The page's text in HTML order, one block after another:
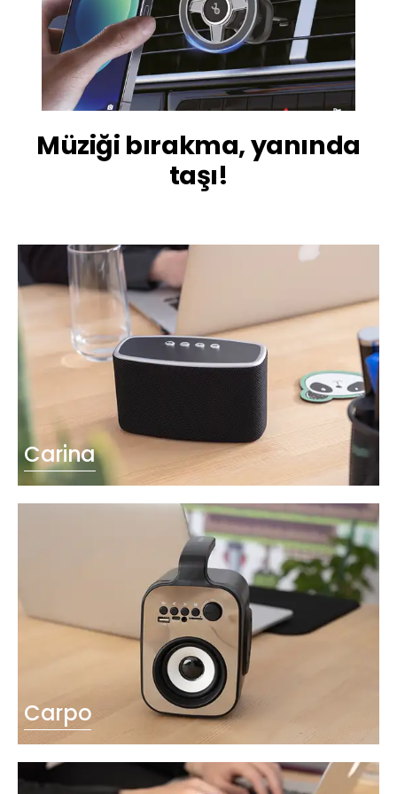
Müziği bırakma, yanında
taşı!
Carina
Carpo